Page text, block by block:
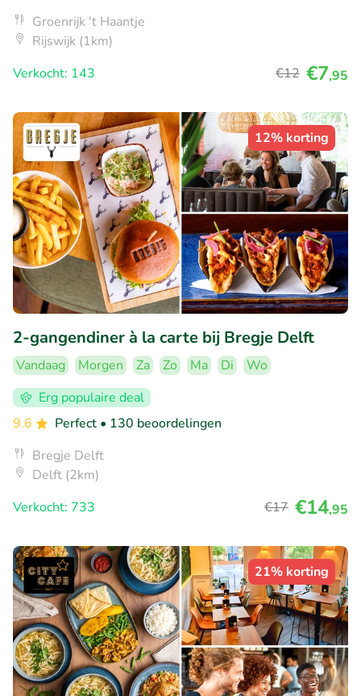
Groenrijk 't Haantje
Rijswijk (1km)
Verkocht: 143
€12 €7,95
12% korting
2-gangendiner à la carte bij Bregje Delft
Vandaag Morgen Za Zo Ma Di
Wo
Erg populaire deal
9.6
Perfect • 130 beoordelingen
Bregje Delft
Delft (2km)
Verkocht: 733
€17 €14,95
21% korting